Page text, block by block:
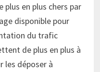
plus en plus chers par
disponible pour
du trafic
de plus en plus à
les déposer à